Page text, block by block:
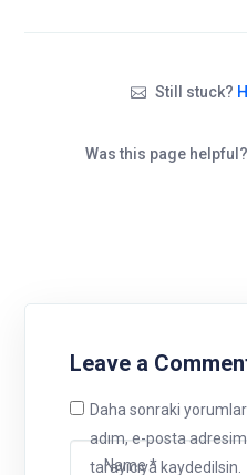
Still stuck?
Was this page helpful?
Leave a
Daha sonraki
adım, e-posta
tarayıcıya kaydedilsin.